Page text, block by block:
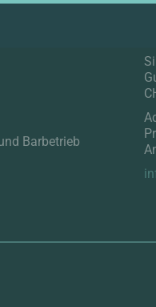
Barbetrieb